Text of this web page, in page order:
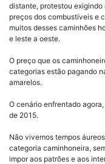
distante, protestou
preços dos combustíveis e
muitos desses caminhões
e leste a oeste.
O preço que os
categorias estão pagando
amarelos.
O cenário enfrentado
de 2015.
Não vivemos tempos
categoria caminhoneira,
impor aos patrões e aos